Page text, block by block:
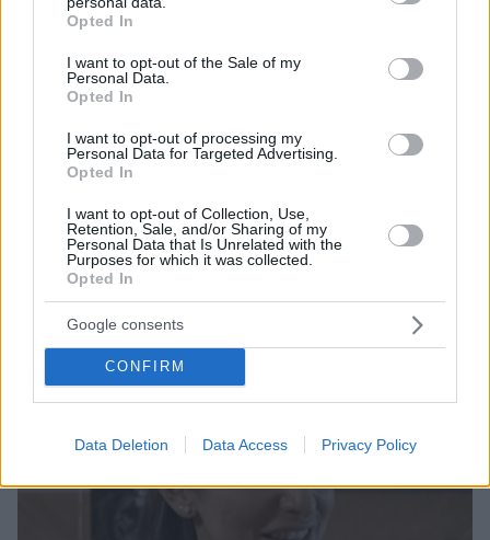
grant or deny consent to Google and its third-party tags to
use your data for below specified purposes in below Google
consent section.
Opted In
I want to opt-out of the Sale of my
Personal Data.
Opted In
I want to opt-out of processing my
Personal Data for Targeted Advertising.
Opted In
I want to opt-out of Collection, Use,
Retention, Sale, and/or Sharing of my
Personal Data that Is Unrelated with the
Purposes for which it was collected.
Opted In
Google consents
CONFIRM
Data Deletion Data Access Privacy Policy
ασθενείς με καρκίνο σε δύο χρόνια στο Θεαγένειο
Σημαντικό το κοινωνικό αποτύπωμα της Μονάδας
Ημερήσιας Νοσηλείας -προσωπικής δωρεάς της
κυρίας Μαριάννας Λάτση- η οποία προσφέρει
υψηλού επιπέδου υπηρεσίες στους ογκολογικούς
ασθενείς της Βόρειας Ελλάδας από τον Απρίλιο του
2022
10.05.2024, 07:34